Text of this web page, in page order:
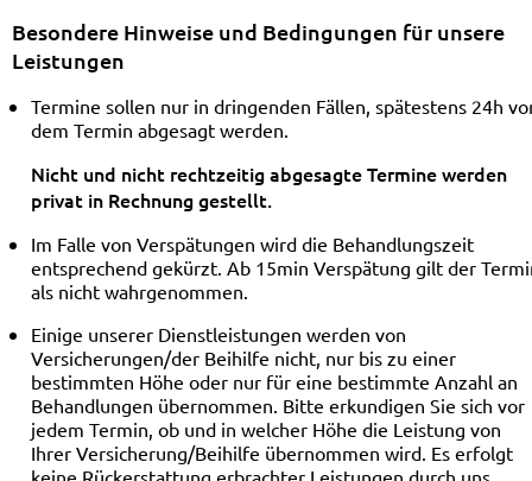
Besondere Hinweise und Bedingungen für unsere
Leistungen
Termine sollen nur in dringenden Fällen, spätestens 24h
dem Termin abgesagt werden.
Nicht und nicht rechtzeitig abgesagte Termine werden
privat in Rechnung gestellt.
Im Falle von Verspätungen wird die Behandlungszeit
entsprechend gekürzt. Ab 15min Verspätung gilt der
als nicht wahrgenommen.
Einige unserer Dienstleistungen werden von
Versicherungen/der Beihilfe nicht, nur bis zu einer
bestimmten Höhe oder nur für eine bestimmte Anzahl an
Behandlungen übernommen. Bitte erkundigen Sie sich vor
jedem Termin, ob und in welcher Höhe die Leistung von
Ihrer Versicherung/Beihilfe übernommen wird. Es erfolgt
keine Rückerstattung erbrachter Leistungen durch uns.